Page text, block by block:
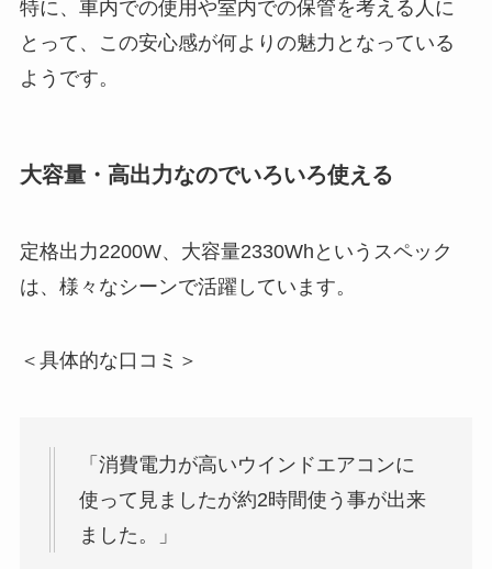
特に、車内での使用や室内での保管を考える人に
とって、この安心感が何よりの魅力となっている
ようです。
大容量・高出力なのでいろいろ使える
定格出力2200W、大容量2330Whというスペック
は、様々なシーンで活躍しています。
＜具体的な口コミ＞
「消費電力が高いウインドエアコンに
使って見ましたが約2時間使う事が出来
ました。」